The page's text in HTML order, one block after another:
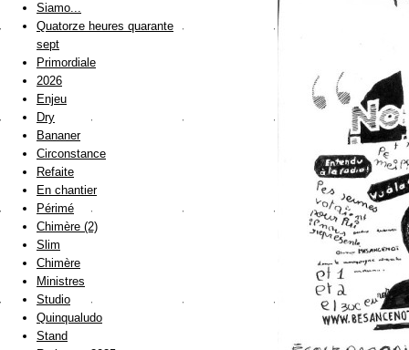
Siamo...
Quatorze heures quarante
sept
Primordiale
2026
Enjeu
Dry
Bananer
Circonstance
Refaite
En chantier
Périmé
Chimère (2)
Slim
Chimère
Ministres
Studio
Quinqualudo
Stand